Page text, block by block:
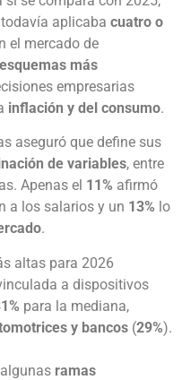
aplicaba cuatro o
el mercado de
esquemas más
empresarias
inflación y del consumo.
aseguró que define sus
de variables, entre
Apenas el 11% afirmó
a los salarios y un 13% lo
.
altas para 2026
a dispositivos
para la mediana,
y bancos (29%).
ramas